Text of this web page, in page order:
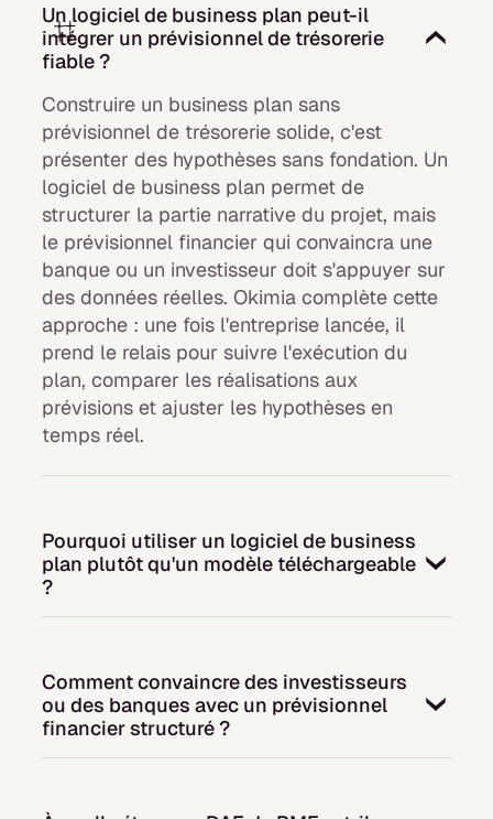
Un logiciel de business plan peut-il
intégrer un prévisionnel de trésorerie
fiable ?
Construire un business plan sans
prévisionnel de trésorerie solide, c'est
présenter des hypothèses sans fondation. Un
logiciel de business plan permet de
structurer la partie narrative du projet, mais
le prévisionnel financier qui convaincra une
banque ou un investisseur doit s'appuyer sur
des données réelles. Okimia complète cette
approche : une fois l'entreprise lancée, il
prend le relais pour suivre l'exécution du
plan, comparer les réalisations aux
prévisions et ajuster les hypothèses en
temps réel.
Pourquoi utiliser un logiciel de business
plan plutôt qu'un modèle téléchargeable
?
données réelles et ne s'adapte pas à
l'évolution de votre projet. Un logiciel de
business plan offre des fonctionnalités
interactives et une structure guidée. Pour un
Comment convaincre des investisseurs
ou des banques avec un prévisionnel
financier structuré ?